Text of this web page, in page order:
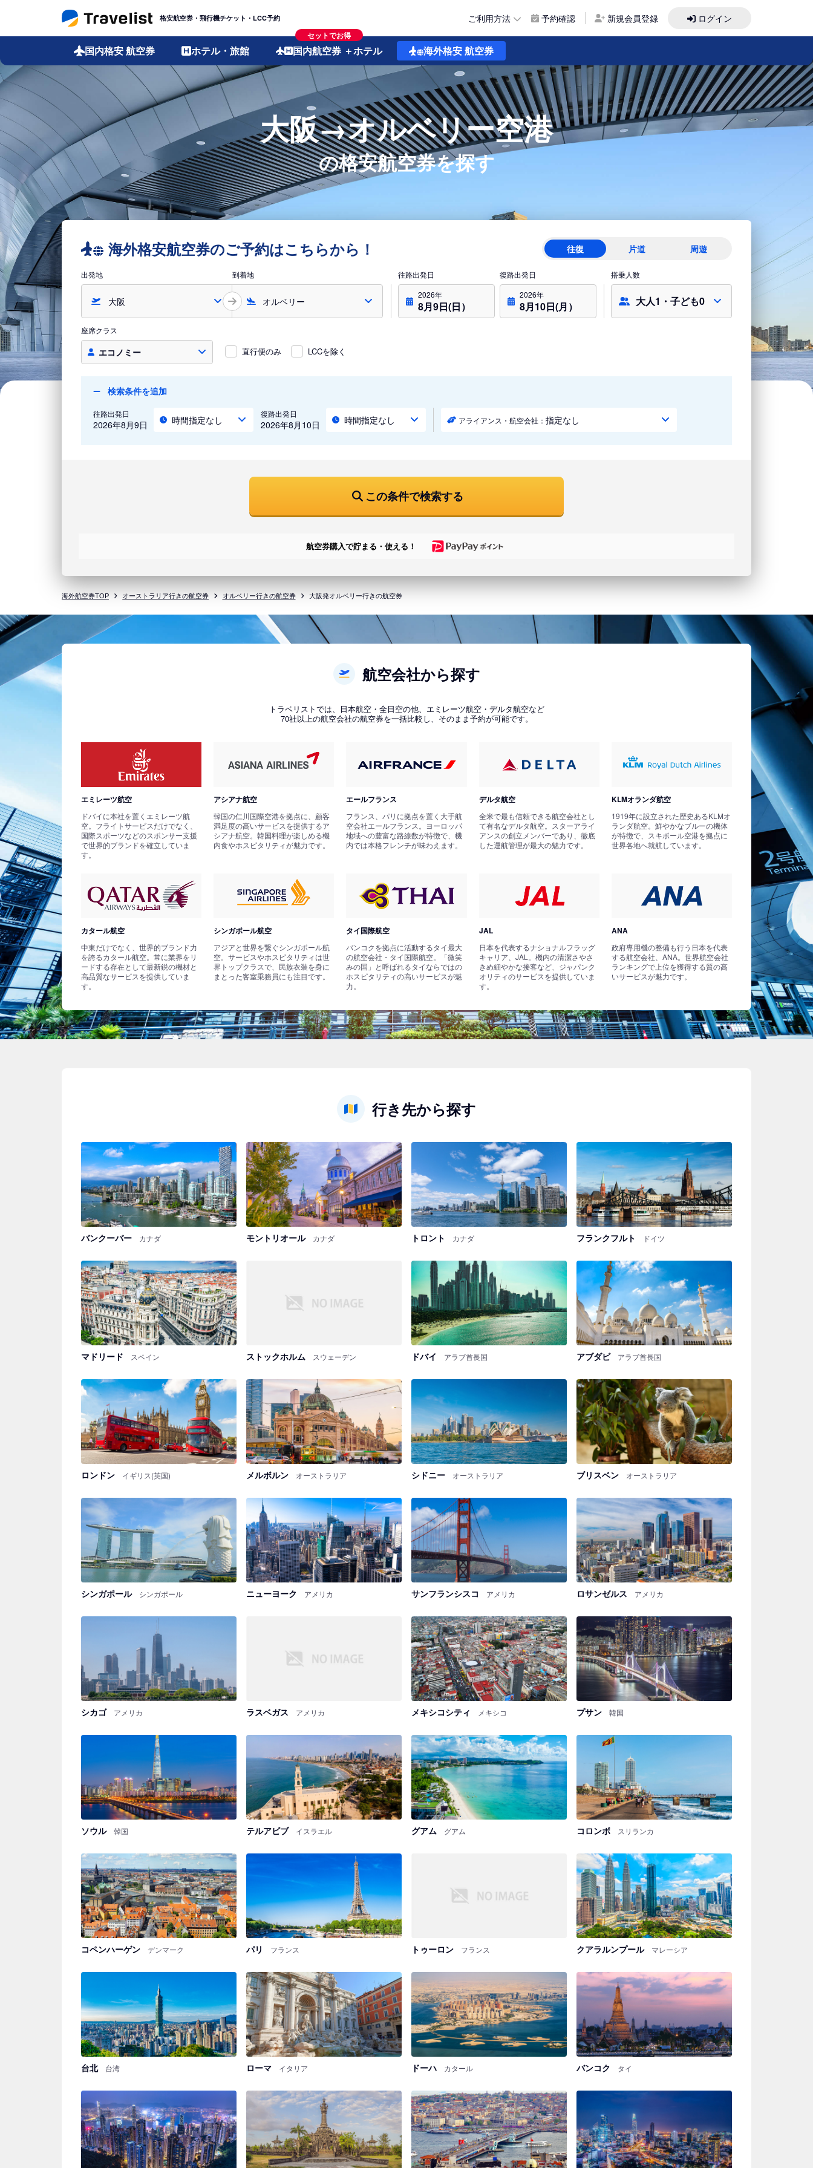
格安航空券・飛行機チケット・LCC予約 ご利用方法 予約確認 新規会員登録 ログイン
国内格安航空券 ホテル・旅館
セットでお得
国内航空券 ＋ホテル 海外格安航空券
大阪→オルベリー空港
の格安航空券を探す
海外格安航空券のご予約はこちらから！ 往復 片道 周遊
出発地 到着地
往路出発日
2026年
8月9日(日）
復路出発日
2026年
8月10日(月）
搭乗人数
大人1・子ども0
座席クラス
エコノミー 直行便のみ LCCを除く
検索条件を追加
往路出発日
2026年8月9日 時間指定なし
復路出発日
2026年8月10日 時間指定なし アライアンス・航空会社： 指定なし
この条件で検索する
航空券購入で貯まる・使える！
海外航空券TOP オーストラリア行きの航空券 オルベリー行きの航空券 大阪発オルベリー行きの航空券
航空会社から探す
トラベリストでは、日本航空・全日空の他、エミレーツ航空・デルタ航空など
70社以上の航空会社の航空券を一括比較し、そのまま予約が可能です。
エミレーツ航空
ドバイに本社を置くエミレーツ航
空。フライトサービスだけでなく、
国際スポーツなどのスポンサー支援
で世界的ブランドを確立していま
す。
アシアナ航空
韓国の仁川国際空港を拠点に、顧客
満足度の高いサービスを提供するア
シアナ航空。韓国料理が楽しめる機
内食やホスピタリティが魅力です。
エールフランス
フランス、パリに拠点を置く大手航
空会社エールフランス。ヨーロッパ
地域への豊富な路線数が特徴で、機
内では本格フレンチが味わえます。
デルタ航空
全米で最も信頼できる航空会社とし
て有名なデルタ航空。スターアライ
アンスの創立メンバーであり、徹底
した運航管理が最大の魅力です。
KLMオランダ航空
1919年に設立された歴史あるKLMオ
ランダ航空。鮮やかなブルーの機体
が特徴で、スキポール空港を拠点に
世界各地へ就航しています。
カタール航空
中東だけでなく、世界的ブランド力
を誇るカタール航空。常に業界をリ
ードする存在として最新鋭の機材と
高品質なサービスを提供していま
す。
シンガポール航空
アジアと世界を繋ぐシンガポール航
空。サービスやホスピタリティは世
界トップクラスで、民族衣装を身に
まとった客室乗務員にも注目です。
タイ国際航空
バンコクを拠点に活動するタイ最大
の航空会社・タイ国際航空。「微笑
みの国」と呼ばれるタイならではの
ホスピタリティの高いサービスが魅
力。
JAL
日本を代表するナショナルフラッグ
キャリア、JAL。機内の清潔さやさ
きめ細やかな接客など、ジャパンク
オリティのサービスを提供していま
す。
ANA
政府専用機の整備も行う日本を代表
する航空会社、ANA。世界航空会社
ランキングで上位を獲得する質の高
いサービスが魅力です。
行き先から探す
バンクーバー カナダ モントリオール カナダ トロント カナダ フランクフルト ドイツ
マドリード スペイン ストックホルム スウェーデン ドバイ アラブ首長国 アブダビ アラブ首長国
ロンドン イギリス(英国) メルボルン オーストラリア シドニー オーストラリア ブリスベン オーストラリア
シンガポール シンガポール ニューヨーク アメリカ サンフランシスコ アメリカ ロサンゼルス アメリカ
シカゴ アメリカ ラスベガス アメリカ メキシコシティ メキシコ プサン 韓国
ソウル 韓国 テルアビブ イスラエル グアム グアム コロンボ スリランカ
コペンハーゲン デンマーク パリ フランス トゥーロン フランス クアラルンプール マレーシア
台北 台湾 ローマ イタリア ドーハ カタール バンコク タイ